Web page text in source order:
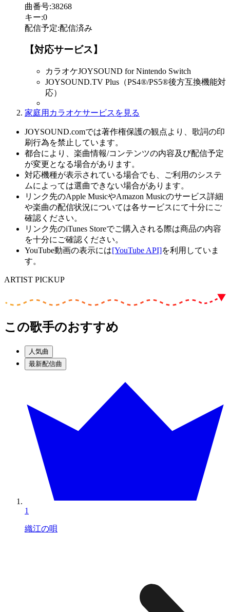
曲番号:38268
キー:0
配信予定:配信済み
【対応サービス】
カラオケJOYSOUND for Nintendo Switch
JOYSOUND.TV Plus（PS4®/PS5®後方互換機能対
応）
家庭用カラオケサービスを見る
JOYSOUND.comでは著作権保護の観点より、歌詞の印
刷行為を禁止しています。
都合により、楽曲情報/コンテンツの内容及び配信予定
が変更となる場合があります。
対応機種が表示されている場合でも、ご利用のシステ
ムによっては選曲できない場合があります。
リンク先のApple MusicやAmazon Musicのサービス詳細
や楽曲の配信状況については各サービスにて十分にご
確認ください。
リンク先のiTunes Storeでご購入される際は商品の内容
を十分にご確認ください。
YouTube動画の表示には[YouTube API]を利用していま
す。
ARTIST PICKUP
この歌手のおすすめ
人気曲
最新配信曲
1
織江の唄